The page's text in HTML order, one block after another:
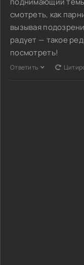
смотреть, как
вызывая
радует — такое
посмотреть!
Ответить